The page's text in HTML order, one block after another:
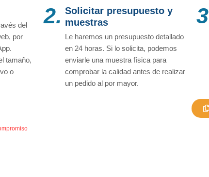
del
por
tamaño,
o
2.
Solicitar presupuesto y
muestras
Le haremos un presupuesto detallado
en 24 horas. Si lo solicita, podemos
enviarle una muestra física para
comprobar la calidad antes de realizar
un pedido al por mayor.
3.